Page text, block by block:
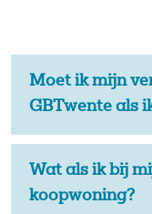
Moet ik mijn
GBTwente als
Wat als ik bij
koopwoning?